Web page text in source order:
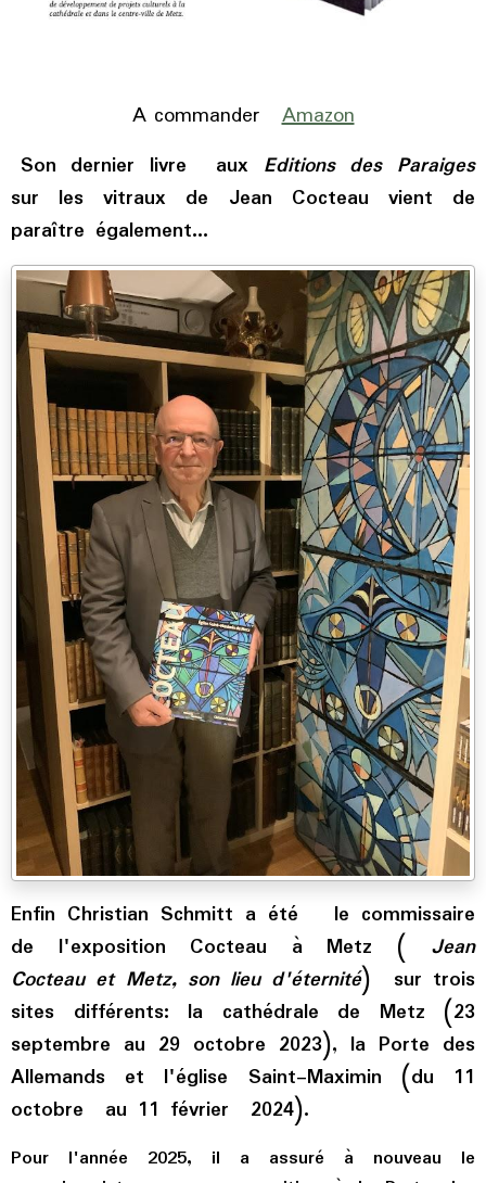
A commanderAmazon
Son dernier livre aux Editions des Paraiges
sur les vitraux de Jean Cocteau vient de
paraître également...
Enfin Christian Schmitt a été le commissaire
de l'exposition Cocteau à Metz ( Jean
Cocteau et Metz, son lieu d'éternité) sur trois
sites différents: la cathédrale de Metz (23
septembre au 29 octobre 2023), la Porte des
Allemands et l'église Saint-Maximin (du 11
octobre au 11 février 2024).
Pour l'année 2025, il a assuré à nouveau le